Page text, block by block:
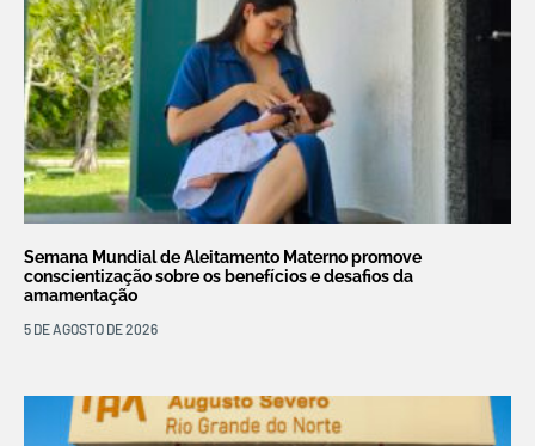
Semana Mundial de Aleitamento Materno promove
conscientização sobre os benefícios e desafios da
amamentação
5 DE AGOSTO DE 2026